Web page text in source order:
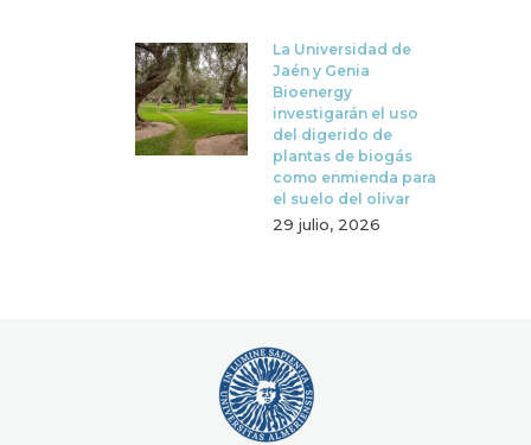
La Universidad de
Jaén y Genia
Bioenergy
investigarán el uso
del digerido de
plantas de biogás
como enmienda para
el suelo del olivar
29 julio, 2026